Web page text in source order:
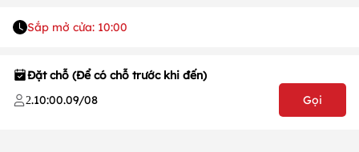
Sắp mở cửa: 10:00
Đặt chỗ (Để có chỗ trước khi đến)
2.10:00.09/08 Gọi